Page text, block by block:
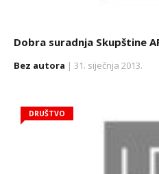
Dobra suradnja Skupštine
Bez autora | 31. siječnja 2013.
DRUŠTVO